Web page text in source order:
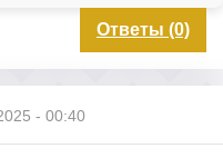
Ответы (0)
- 00:40